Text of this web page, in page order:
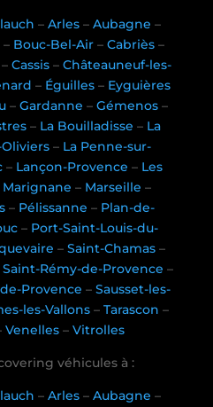
–Arles –Aubagne –
– Bouc-Bel-Air –Cabriès –
– Cassis– Châteauneuf-les-
– Éguilles – Eyguières
– Gardanne – Gémenos–
– La Bouilladisse – La
Oliviers – La Penne-sur-
– Lançon-Provence – Les
Marignane – Marseille –
– Pélissanne – Plan-de-
– Port-Saint-Louis-du-
–Saint-Chamas –
Saint-Rémy-de-Provence –
Provence –Sausset-les-
les-Vallons– Tarascon –
Venelles– Vitrolles
véhicules à :
–Arles –Aubagne –